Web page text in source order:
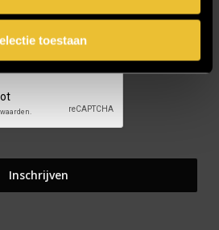
toestaan